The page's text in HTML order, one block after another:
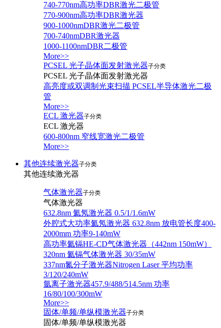
740-770nm高功率DBR激光二极管
770-900nm高功率DBR激光器
900-1000nmDBR激光二极管
700-740nmDBR激光器
1000-1100nmDBR二极管
More>>
PCSEL 光子晶体面发射激光器子分类
PCSEL 光子晶体面发射激光器
高亮度或双调制光束扫描 PCSEL半导体激光二极
管
More>>
ECL 激光器子分类
ECL 激光器
600-800nm 窄线宽激光二极管
More>>
其他连续激光器子分类
其他连续激光器
气体激光器子分类
气体激光器
632.8nm 氦氖激光器 0.5/1/1.6mW
外腔式大功率氦氖激光器 632.8nm 放电管长度400-
2000mm 功率9-140mW
高功率氦镉HE-CD气体激光器（442nm 150mW）
320nm 氦镉气体激光器 30/35mW
337nm氮分子激光器Nitrogen Laser 平均功率
3/120/240mW
氩离子激光器457.9/488/514.5nm 功率
16/80/100/300mW
More>>
固体/单频/单纵模激光器子分类
固体/单频/单纵模激光器